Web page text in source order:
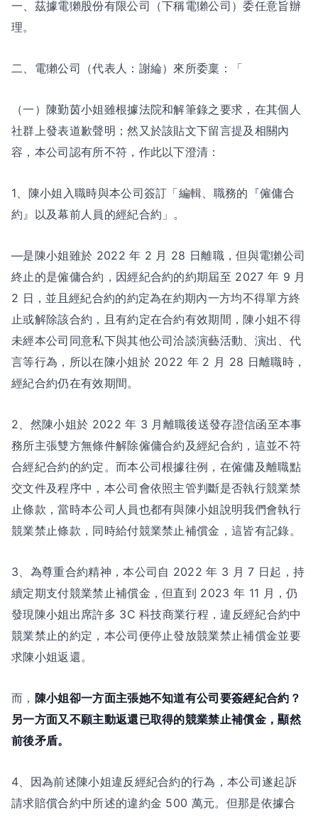
一、茲據電獺股份有限公司（下稱電獺公司）委任意旨辦
理。
二、電獺公司（代表人：謝綸）來所委稟：「
（一）陳勤茵小姐雖根據法院和解筆錄之要求，在其個人
社群上發表道歉聲明；然又於該貼文下留言提及相關內
容，本公司認有所不符，作此以下澄清：
1、陳小姐入職時與本公司簽訂「編輯、職務的『僱傭合
約』以及幕前人員的經紀合約」。
—是陳小姐雖於 2022 年 2 月 28 日離職，但與電獺公司
終止的是僱傭合約，因經紀合約的約期屆至 2027 年 9 月
2 日，並且經紀合約的約定為在約期內一方均不得單方終
止或解除該合約，且有約定在合約有效期間，陳小姐不得
未經本公司同意私下與其他公司洽談演藝活動、演出、代
言等行為，所以在陳小姐於 2022 年 2 月 28 日離職時，
經紀合約仍在有效期間。
2、然陳小姐於 2022 年 3 月離職後送發存證信函至本事
務所主張雙方無條件解除僱傭合約及經紀合約，這並不符
合經紀合約的約定。而本公司根據往例，在僱傭及離職點
交文件及程序中，本公司會依照主管判斷是否執行競業禁
止條款，當時本公司人員也都有與陳小姐說明我們會執行
競業禁止條款，同時給付競業禁止補償金，這皆有記錄。
3、為尊重合約精神，本公司自 2022 年 3 月 7 日起，持
續定期支付競業禁止補償金，但直到 2023 年 11 月，仍
發現陳小姐出席許多 3C 科技商業行程，違反經紀合約中
競業禁止的約定，本公司便停止發放競業禁止補償金並要
求陳小姐返還。
而， 陳小姐卻一方面主張她不知道有公司要簽經紀合約？
另一方面又不願主動返還已取得的競業禁止補償金，顯然
前後矛盾。
4、因為前述陳小姐違反經紀合約的行為，本公司遂起訴
請求賠償合約中所述的違約金 500 萬元。但那是依據合